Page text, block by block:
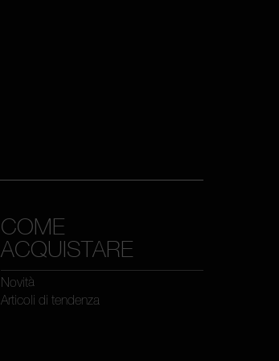
COME
ACQUISTARE
Novità
Articoli di tendenza